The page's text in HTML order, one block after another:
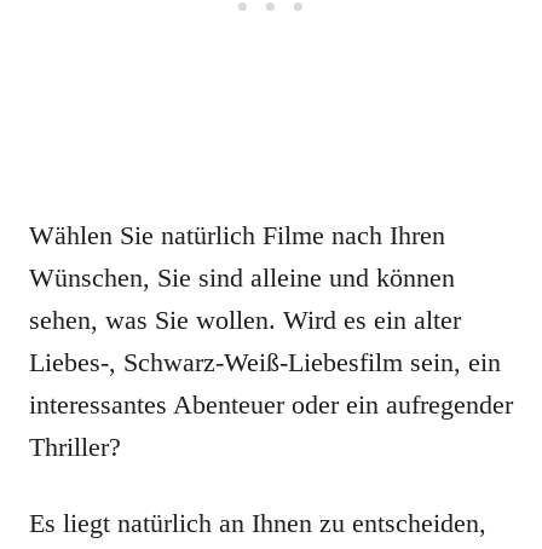
Wählen Sie natürlich Filme nach Ihren
Wünschen, Sie sind alleine und können
sehen, was Sie wollen. Wird es ein alter
Liebes-, Schwarz-Weiß-Liebesfilm sein, ein
interessantes Abenteuer oder ein aufregender
Thriller?
Es liegt natürlich an Ihnen zu entscheiden,